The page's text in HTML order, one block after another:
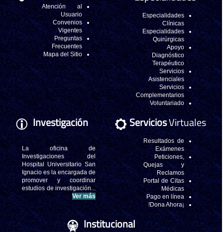
Especialidades
Clínicas
Especialidades
Quirúrgicas
Apoyo
Diagnóstico
Terapéutico
Servicios
Asistenciales
Servicios
Complementarios
Voluntariado
Atención al
Usuario
Convenios
Vigentes
Preguntas
Frecuentes
Mapa del Sitio
ServiciosVirtuales
Resultados de
Exámenes
Peticiones,
Quejas y
Reclamos
Portal de Citas
Médicas
Pago en línea
¡Dona Ahora!
Investigación
La oficina de
Investigaciones del
Hospital Universitario San
Ignacio es la encargada de
promover y coordinar
estudios de investigación...
Ver más
Institucional